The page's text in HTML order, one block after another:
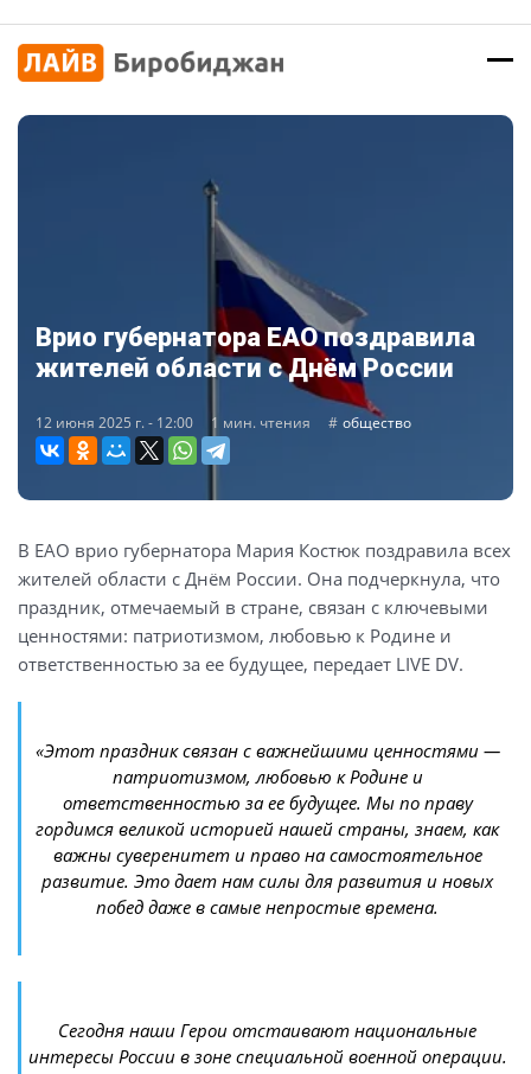
Врио губернатора ЕАО поздравила
жителей области с Днём России
12 июня 2025 г. - 12:00 1 мин. чтения общество
В ЕАО врио губернатора Мария Костюк поздравила всех
жителей области с Днём России. Она подчеркнула, что
праздник, отмечаемый в стране, связан с ключевыми
ценностями: патриотизмом, любовью к Родине и
ответственностью за ее будущее, передает LIVE DV.
«Этот праздник связан с важнейшими ценностями —
патриотизмом, любовью к Родине и
ответственностью за ее будущее. Мы по праву
гордимся великой историей нашей страны, знаем, как
важны суверенитет и право на самостоятельное
развитие. Это дает нам силы для развития и новых
побед даже в самые непростые времена.
Сегодня наши Герои отстаивают национальные
интересы России в зоне специальной военной операции.